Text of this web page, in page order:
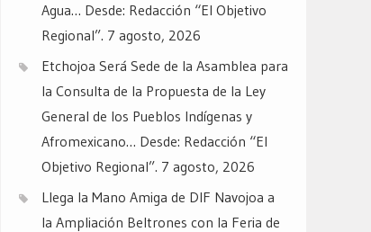
Agua… Desde: Redacción “El Objetivo
Regional”. 7 agosto, 2026
Etchojoa Será Sede de la Asamblea para
la Consulta de la Propuesta de la Ley
General de los Pueblos Indígenas y
Afromexicano… Desde: Redacción “El
Objetivo Regional”. 7 agosto, 2026
Llega la Mano Amiga de DIF Navojoa a
la Ampliación Beltrones con la Feria de